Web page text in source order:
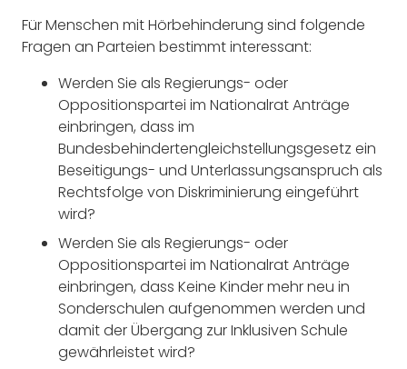
Für Menschen mit Hörbehinderung sind folgende
Fragen an Parteien bestimmt interessant:
Werden Sie als Regierungs- oder
Oppositionspartei im Nationalrat Anträge
einbringen, dass im
Bundesbehindertengleichstellungsgesetz ein
Beseitigungs- und Unterlassungsanspruch als
Rechtsfolge von Diskriminierung eingeführt
wird?
Werden Sie als Regierungs- oder
Oppositionspartei im Nationalrat Anträge
einbringen, dass Keine Kinder mehr neu in
Sonderschulen aufgenommen werden und
damit der Übergang zur Inklusiven Schule
gewährleistet wird?